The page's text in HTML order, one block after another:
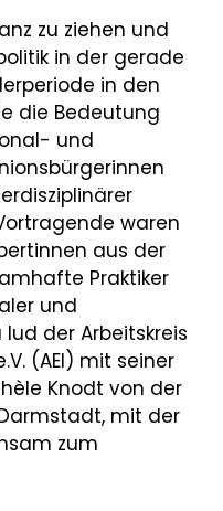
zu ziehen und
in der gerade
in den
die Bedeutung
und
waren
aus der
Praktiker
und
lud der Arbeitskreis
(AEI) mit seiner
Knodt von der
mit der
zum